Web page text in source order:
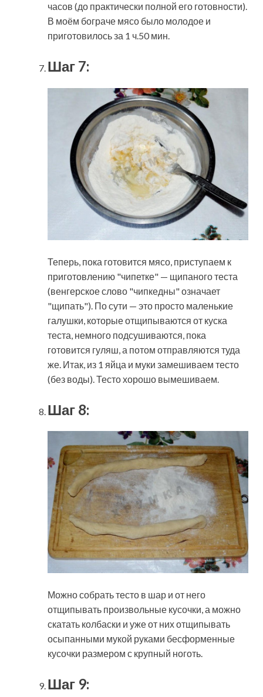
часов (до практически полной его готовности).
В моём бограче мясо было молодое и
приготовилось за 1 ч.50 мин.
Шаг 7:
Теперь, пока готовится мясо, приступаем к
приготовлению "чипетке" — щипаного теста
(венгерское слово "чипкедны" означает
"щипать"). По сути — это просто маленькие
галушки, которые отщипываются от куска
теста, немного подсушиваются, пока
готовится гуляш, а потом отправляются туда
же. Итак, из 1 яйца и муки замешиваем тесто
(без воды). Тесто хорошо вымешиваем.
Шаг 8:
Можно собрать тесто в шар и от него
отщипывать произвольные кусочки, а можно
скатать колбаски и уже от них отщипывать
осыпанными мукой руками бесформенные
кусочки размером с крупный ноготь.
Шаг 9: